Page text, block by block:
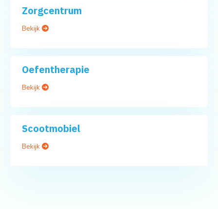
Zorgcentrum
Bekijk
Oefentherapie
Bekijk
Scootmobiel
Bekijk